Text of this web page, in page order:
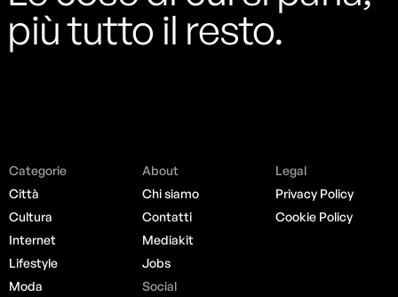
più tutto il resto.
Categorie
Città
Cultura
Internet
Lifestyle
Moda
About
Chi siamo
Contatti
Mediakit
Jobs
Social
Legal
Privacy Policy
Cookie Policy